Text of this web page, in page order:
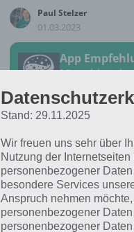
Paul Stelzer
01.03.2023
App
Mit
JETZT
Die Lösung für das
in 4 Bilder 1 Wort.
GRAFFITI
Du suchst eine andere
Stand: 29.11.2025
Wir freuen uns sehr über
Nutzung der
personenbezogener
besondere Services
Anspruch nehmen
personenbezogener
personenbezogener